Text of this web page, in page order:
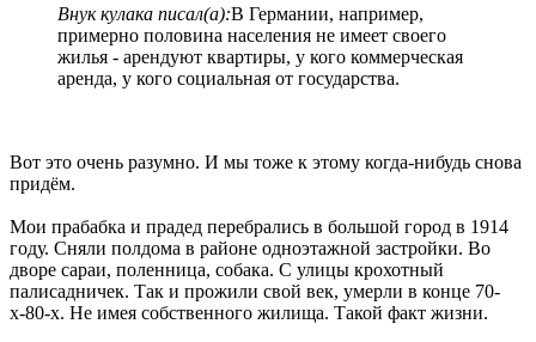
Внук кулака писал(а):В Германии, например,
примерно половина населения не имеет своего
жилья - арендуют квартиры, у кого коммерческая
аренда, у кого социальная от государства.
Вот это очень разумно. И мы тоже к этому когда-нибудь снова
придём.
Мои прабабка и прадед перебрались в большой город в 1914
году. Сняли полдома в районе одноэтажной застройки. Во
дворе сараи, поленница, собака. С улицы крохотный
палисадничек. Так и прожили свой век, умерли в конце 70-
х-80-х. Не имея собственного жилища. Такой факт жизни.